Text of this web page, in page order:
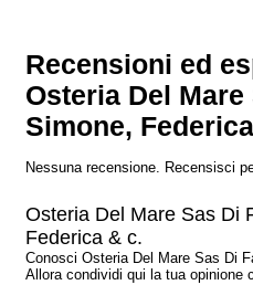
Recensioni ed
Osteria Del
Simone,
Nessuna recensione. Recensisci
Osteria Del Mare Sas Di
Federica & c.
Conosci Osteria Del Mare Sas Di
Allora condividi qui la tua opinione